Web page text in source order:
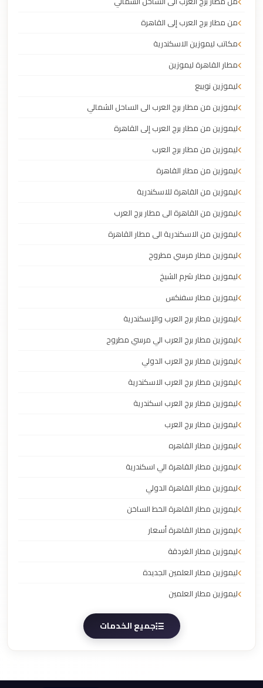
من مطار برج العرب إلى القاهرة
مكاتب ليموزين الاسكندرية
مطار القاهرة ليموزين
ليموزين نويبع
ليموزين من مطار برج العرب الى الساحل الشمالي
ليموزين من مطار برج العرب إلى القاهرة
ليموزين من مطار برج العرب
ليموزين من مطار القاهرة
ليموزين من القاهرة للاسكندرية
ليموزين من القاهرة الى مطار برج العرب
ليموزين من الاسكندرية الى مطار القاهرة
ليموزين مطار مرسي مطروح
ليموزين مطار شرم الشيخ
ليموزين مطار سفنكس
ليموزين مطار برج العرب والإسكندرية
ليموزين مطار برج العرب الي مرسي مطروح
ليموزين مطار برج العرب الدولي
ليموزين مطار برج العرب الاسكندرية
ليموزين مطار برج العرب اسكندرية
ليموزين مطار برج العرب
ليموزين مطار القاهره
ليموزين مطار القاهرة الي اسكندرية
ليموزين مطار القاهرة الدولي
ليموزين مطار القاهرة الخط الساخن
ليموزين مطار القاهرة أسعار
ليموزين مطار الغردقة
ليموزين مطار العلمين الجديدة
ليموزين مطار العلمين
جميع الخدمات